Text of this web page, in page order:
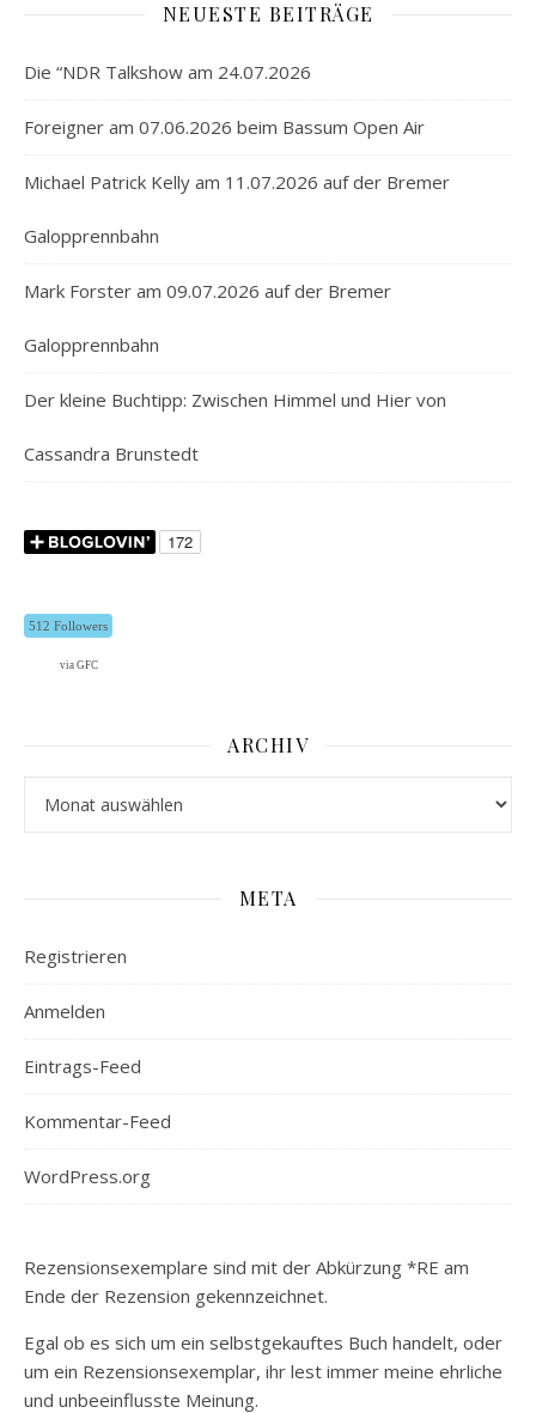
NEUESTE BEITRÄGE
Die “NDR Talkshow am 24.07.2026
Foreigner am 07.06.2026 beim Bassum Open Air
Michael Patrick Kelly am 11.07.2026 auf der Bremer
Galopprennbahn
Mark Forster am 09.07.2026 auf der Bremer
Galopprennbahn
Der kleine Buchtipp: Zwischen Himmel und Hier von
Cassandra Brunstedt
512 Followers
via GFC
ARCHIV
META
Registrieren
Anmelden
Eintrags-Feed
Kommentar-Feed
WordPress.org
Rezensionsexemplare sind mit der Abkürzung *RE am
Ende der Rezension gekennzeichnet.
Egal ob es sich um ein selbstgekauftes Buch handelt, oder
um ein Rezensionsexemplar, ihr lest immer meine ehrliche
und unbeeinflusste Meinung.